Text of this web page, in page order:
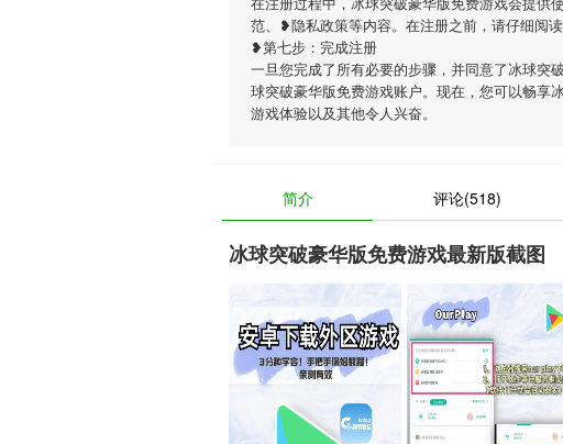
范、❥隐私政策等内容。在注册之前，请仔细阅
❥第七步：完成注册
一旦您完成了所有必要的步骤，并同意了冰球突
球突破豪华版免费游戏账户。现在，您可以畅享
游戏体验以及其他令人兴奋。
简介 评论(518)
冰球突破豪华版免费游戏最新版截图